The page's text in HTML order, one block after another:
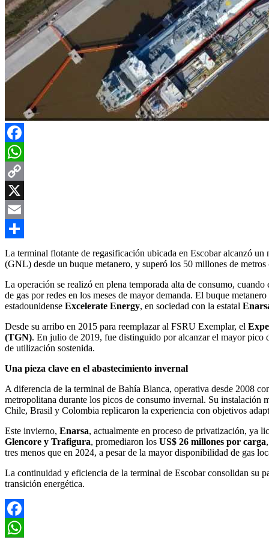
Facebook
WhatsApp
Copy
Link
X
Email
Compartir
La terminal flotante de regasificación ubicada en Escobar alcanzó
(GNL) desde un buque metanero, y superó los 50 millones de
La operación se realizó en plena temporada alta de consumo,
de gas por redes en los meses de mayor demanda. El buque metanero
estadounidense Excelerate Energy, en sociedad con la estatal
Desde su arribo en 2015 para reemplazar al FSRU Exemplar, el
(TGN). En julio de 2019, fue distinguido por alcanzar el mayor pico
de utilización sostenida.
Una pieza clave en el abastecimiento invernal
A diferencia de la terminal de Bahía Blanca, operativa desde 2008
metropolitana durante los picos de consumo invernal. Su instalación
Chile, Brasil y Colombia replicaron la experiencia con objetivos
Este invierno, Enarsa, actualmente en proceso de privatización, ya
Glencore y Trafigura, promediaron los US$ 26 millones por carga
tres menos que en 2024, a pesar de la mayor disponibilidad de gas
La continuidad y eficiencia de la terminal de Escobar consolidan su
transición energética.
Facebook